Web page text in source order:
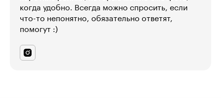
когда удобно. Всегда можно спросить, если
что-то непонятно, обязательно ответят,
помогут :)